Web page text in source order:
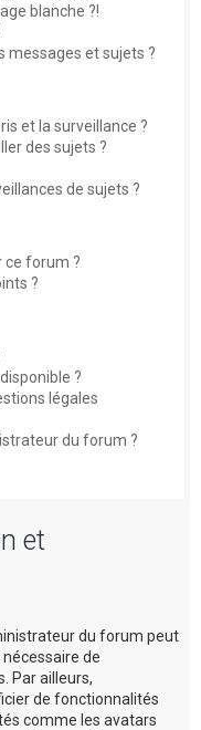
blanche ?!
messages et sujets ?
et la surveillance ?
des sujets ?
de sujets ?
ce forum ?
?
?
légales
du forum ?
et
du forum peut
de
Par ailleurs,
de fonctionnalités
comme les avatars